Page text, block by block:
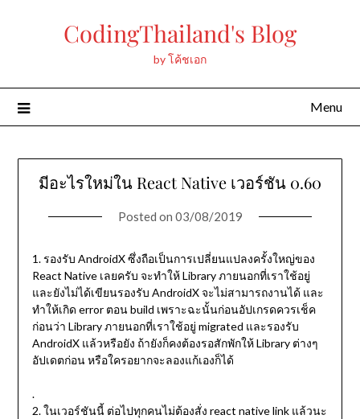
CodingThailand's Blog
by โค้ชเอก
Menu
มีอะไรใหม่ใน React Native เวอร์ชัน 0.60
Posted on 03/08/2019
1. รองรับ AndroidX ซึ่งถือเป็นการเปลี่ยนแปลงครั้งใหญ่ของ
React Native เลยครับ จะทำให้ Library ภายนอกที่เราใช้อยู่
และยังไม่ได้เขียนรองรับ AndroidX จะไม่สามารถงานได้ และ
ทำให้เกิด error ตอน build เพราะฉะนั้นก่อนอัปเกรดควรเช็ค
ก่อนว่า Library ภายนอกที่เราใช้อยู่ migrated และรองรับ
AndroidX แล้วหรือยัง ถ้ายังก็คงต้องรอสักพักให้ Library ต่างๆ
อัปเดตก่อน หรือใครอยากจะลองแก้เองก็ได้
.
2. ในเวอร์ชันนี้ ต่อไปทุกคนไม่ต้องสั่ง react native link แล้วนะ